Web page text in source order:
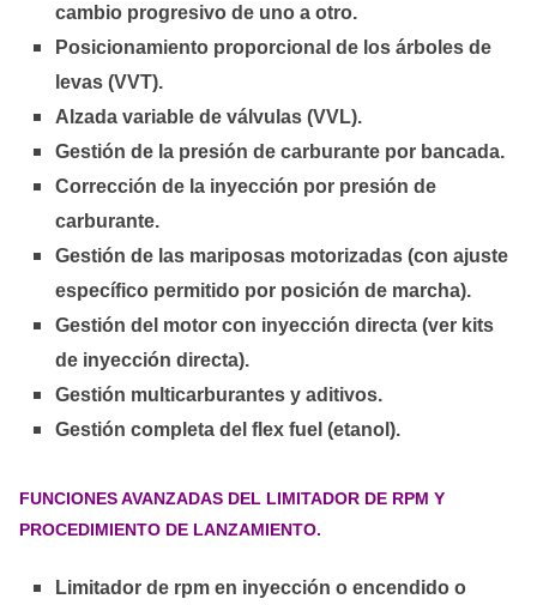
cambio progresivo de uno a otro.
Posicionamiento proporcional de los árboles de
levas (VVT).
Alzada variable de válvulas (VVL).
Gestión de la presión de carburante por bancada.
Corrección de la inyección por presión de
carburante.
Gestión de las mariposas motorizadas (con ajuste
específico permitido por posición de marcha).
Gestión del motor con inyección directa (ver kits
de inyección directa).
Gestión multicarburantes y aditivos.
Gestión completa del flex fuel (etanol).
FUNCIONES AVANZADAS DEL LIMITADOR DE RPM Y
PROCEDIMIENTO DE LANZAMIENTO.
Limitador de rpm en inyección o encendido o